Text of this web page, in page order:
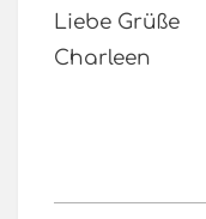
Liebe Grüße
Charleen